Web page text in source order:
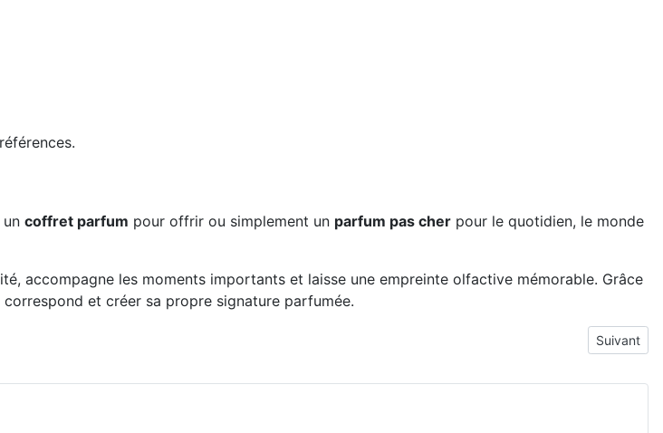
coffret parfum pour offrir ou simplement un parfum pas cher pour le quotidien, le monde
accompagne les moments importants et laisse une empreinte olfactive mémorable. Grâce
et créer sa propre signature parfumée.
foudre Article
Suivant